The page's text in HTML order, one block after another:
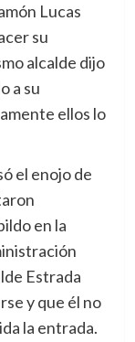
Lucas
su
alcalde dijo
a su
ellos lo
el enojo de
en la
Estrada
y que él no
la entrada.